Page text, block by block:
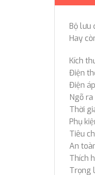
Bộ lưu
Hay
Kích
Điện
Điện
Ngõ ra
Thời
Phụ
Tiêu
An
Thích
Trọng